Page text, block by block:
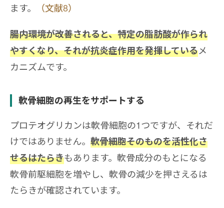
ます。
（文献8）
腸内環境が改善されると、特定の脂肪酸が作られ
やすくなり、それが抗炎症作用を発揮しているメ
カニズムです。
軟骨細胞の再生をサポートする
プロテオグリカンは軟骨細胞の1つですが、それだ
けではありません。 軟骨細胞そのものを活性化さ
せるはたらきもあります。軟骨成分のもとになる
軟骨前駆細胞を増やし、軟骨の減少を押さえるは
たらきが確認されています。